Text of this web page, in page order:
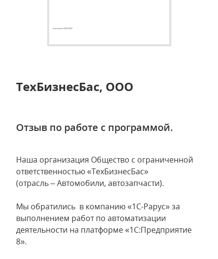
ТехБизнесБас, ООО
Отзыв по работе с программой.
Наша организация Общество с ограниченной
ответственностью «ТехБизнесБас»
(отрасль – Автомобили, автозапчасти).
Мы обратились в компанию «1С-Рарус» за
выполнением работ по автоматизации
деятельности на платформе «1С:Предприятие
8».